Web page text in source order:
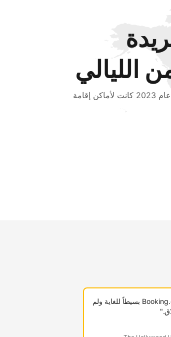
المحجوزة في نهاية عام 2023 كانت لأماكن إقامة
"لقد كان بدء العمل مع Booking.com بسيطاً للغاية ولم